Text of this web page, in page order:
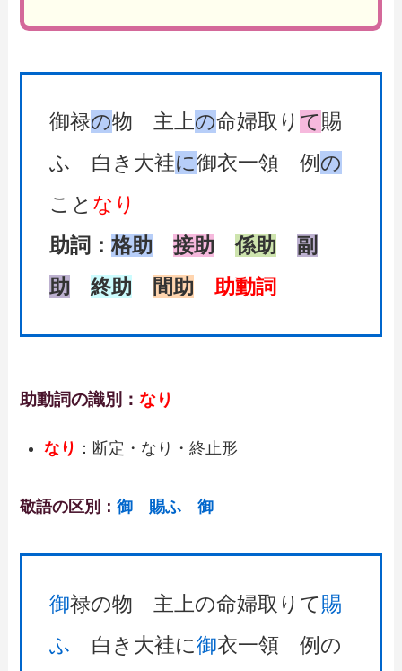
御禄の物 主上の命婦取り て賜
ふ 白き大袿に御衣一領 例 の
こと なり
助詞：格助 接助 係助
副
助
終助 間助 助動詞
助動詞の識別：なり
なり ：断定・なり・終止形
敬語の区別：御 賜ふ 御
御禄の物 主上の命婦取りて賜
ふ 白き大袿に御衣一領 例の